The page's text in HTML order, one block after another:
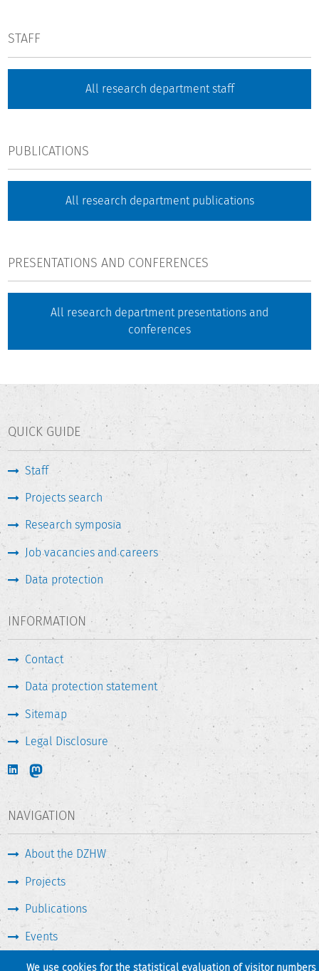
We use cookies for the statistical evaluation of visitor numbers
STAFF
All research department staff
PUBLICATIONS
All research department publications
PRESENTATIONS AND CONFERENCES
All research department presentations and
conferences
QUICK GUIDE
Staff
Projects search
Research symposia
Job vacancies and careers
Data protection
INFORMATION
Contact
Data protection statement
Sitemap
Legal Disclosure
NAVIGATION
About the DZHW
Projects
Publications
Events
Press & Service